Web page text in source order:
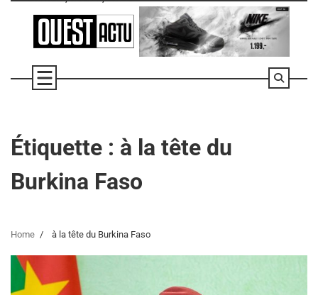
Étiquette : à la tête du
Burkina Faso
Home à la tête du Burkina Faso